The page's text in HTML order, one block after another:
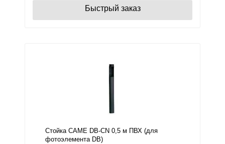
Быстрый заказ
Стойка CAME DB-CN 0,5 м ПВХ (для
фотоэлемента DB)